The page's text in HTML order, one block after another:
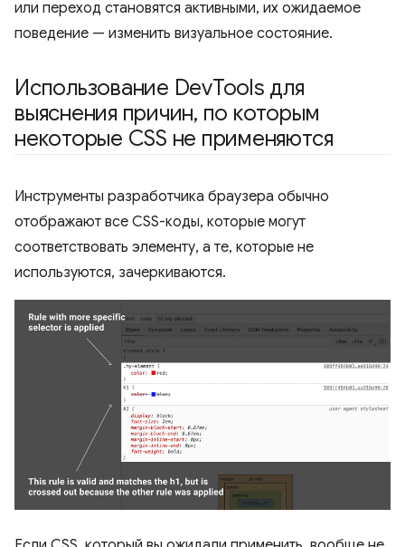
или переход становятся активными, их ожидаемое
поведение — изменить визуальное состояние.
Использование DevTools для
выяснения причин, по которым
некоторые CSS не применяются
Инструменты разработчика браузера обычно
отображают все CSS-коды, которые могут
соответствовать элементу, а те, которые не
используются, зачеркиваются.